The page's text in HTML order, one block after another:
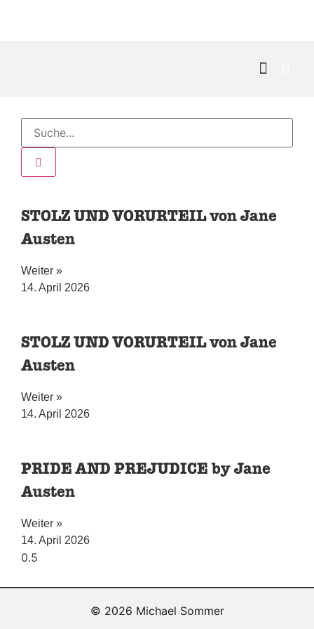
STOLZ UND VORURTEIL von Jane
Austen
Weiter »
14. April 2026
STOLZ UND VORURTEIL von Jane
Austen
Weiter »
14. April 2026
PRIDE AND PREJUDICE by Jane
Austen
Weiter »
14. April 2026
© 2026 Michael Sommer